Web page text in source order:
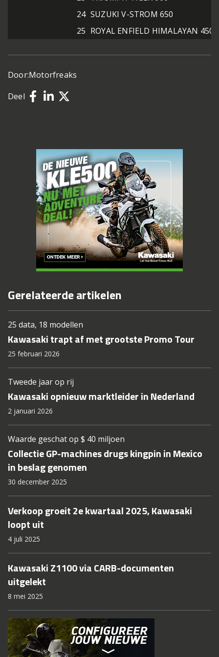
24 SUZUKI V-STROM 650
25 ROYAL ENFIELD HIMALAYAN 450
Door:Motorfreaks
Deel
Gerelateerde artikelen
25 data, 18 modellen
Kawasaki trapt af met grootste Promo Tour
25 februari 2026
Tweede jaar op rij
Kawasaki opnieuw marktleider in Nederland
2 januari 2026
Waarde geschat op $ 40 miljoen
Collectie GP-machines drugs kingpin in Mexico
in beslag genomen
30 december 2025
Verkoop groeit 2e kwartaal 2025, Kawasaki
loopt uit
4 juli 2025
Kawasaki Z1100 via CARB-documenten
uitgelekt
8 mei 2025